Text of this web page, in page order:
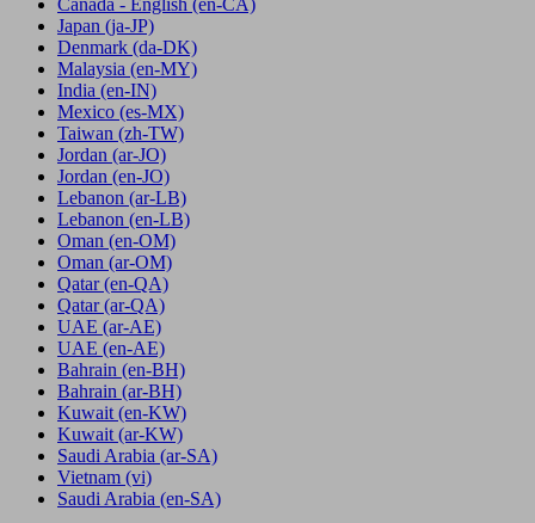
Canada - English (en-CA)
Japan (ja-JP)
Denmark (da-DK)
Malaysia (en-MY)
India (en-IN)
Mexico (es-MX)
Taiwan (zh-TW)
Jordan (ar-JO)
Jordan (en-JO)
Lebanon (ar-LB)
Lebanon (en-LB)
Oman (en-OM)
Oman (ar-OM)
Qatar (en-QA)
Qatar (ar-QA)
UAE (ar-AE)
UAE (en-AE)
Bahrain (en-BH)
Bahrain (ar-BH)
Kuwait (en-KW)
Kuwait (ar-KW)
Saudi Arabia (ar-SA)
Vietnam (vi)
Saudi Arabia (en-SA)